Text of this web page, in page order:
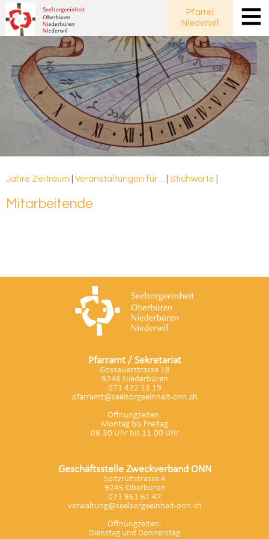
Pfarrei
Niederwil
Jahre Zeitraum Veranstaltungen für ... Stichworte
Mit­ar­bei­ten­de
Pfarramt / Sekretariat
Gossauerstrasse 18
9246 Niederbüren
071 422 13 19
pfarramt@seelsorgeeinheit-onn.ch
Öffnungzeiten:
Montag bis Freitag
08.30 Uhr bis 11.00 Uhr
Geschäftsstelle Zweckverband ONN
Spitzrütistrasse 4
9245 Oberbüren
071 951 61 47
verwaltung@seelsorgeeinheit-onn.ch
Öffnungzeiten:
Dienstag und Donnerstag